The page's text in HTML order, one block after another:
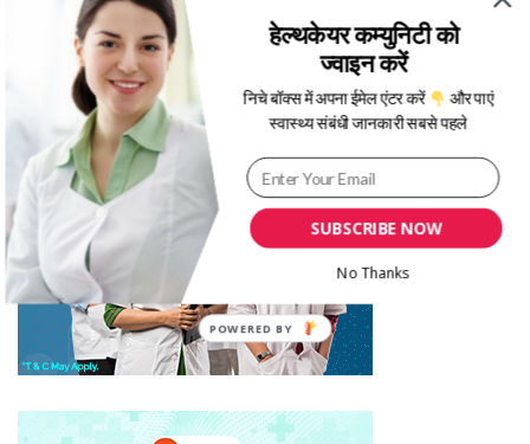
SUBSCRIBE NOW
हेल्थकेयर कम्युनिटी को
ज्वाइन करें
निचे बॉक्स में अपना ईमेल एंटर करें
और पाएं
स्वास्थ्य संबंधी जानकारी सबसे पहले
No Thanks
POWERED BY